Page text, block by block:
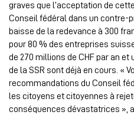
graves que l’acceptation de
Conseil fédéral dans un contre-
baisse de la redevance à 300
pour 80 % des entreprises
de 270 millions de CHF par an
de la SSR sont déjà en cours. «
recommandations du Conseil
les citoyens et citoyennes à
conséquences dévastatrices »,